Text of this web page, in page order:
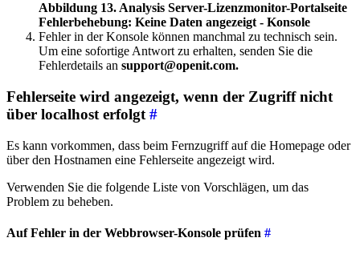
Abbildung 13. Analysis Server-Lizenzmonitor-Portalseite
Fehlerbehebung: Keine Daten angezeigt - Konsole
Fehler in der Konsole können manchmal zu technisch sein.
Um eine sofortige Antwort zu erhalten, senden Sie die
Fehlerdetails an support@openit.com.
Fehlerseite wird angezeigt, wenn der Zugriff nicht
über localhost erfolgt #
Es kann vorkommen, dass beim Fernzugriff auf die Homepage oder
über den Hostnamen eine Fehlerseite angezeigt wird.
Verwenden Sie die folgende Liste von Vorschlägen, um das
Problem zu beheben.
Auf Fehler in der Webbrowser-Konsole prüfen #